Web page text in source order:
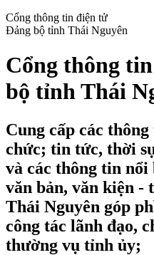
Cổng thông tin điện tử
Đảng bộ tỉnh Thái Nguyên
Cổng thông
bộ tỉnh Thái
Cung cấp các
chức; tin tức, thời
và các thông tin
văn bản, văn kiện -
Thái Nguyên góp
công tác lãnh đạo,
thường vụ tỉnh ủy;